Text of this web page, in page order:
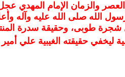
والزمان الإمام المهدي
الله صلى الله عليه وآله
شجرة طوبى، وحقيقة سدرة
ليخفي حقيقته الغيبية علي